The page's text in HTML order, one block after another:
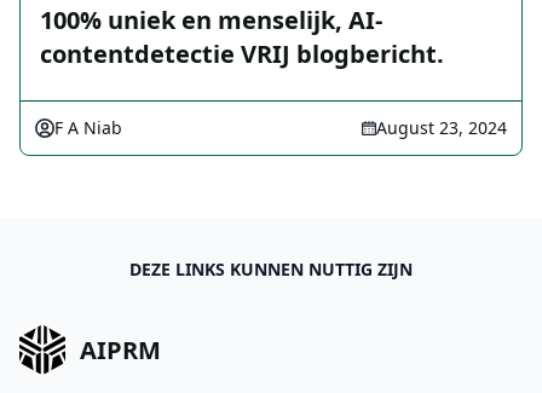
100% uniek en menselijk, AI-
contentdetectie VRIJ blogbericht.
F A Niab August 23, 2024
DEZE LINKS KUNNEN NUTTIG ZIJN
AIPRM